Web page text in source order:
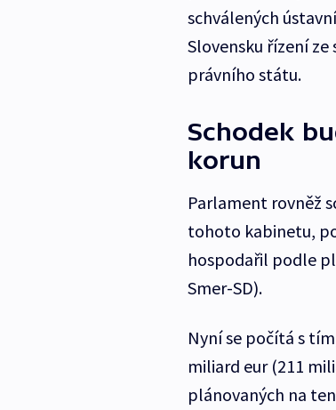
schválených
Slovensku řízení
právního státu.
Schodek
korun
Parlament rovněž
tohoto kabinetu,
hospodařil podle
Smer-SD).
Nyní se počítá s
miliard eur (211
plánovaných na